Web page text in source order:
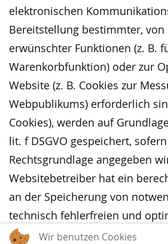
elektronischen
Bereitstellung bestimmter, von
erwünschter Funktionen (z. B.
Warenkorbfunktion) oder zur
Website (z. B. Cookies zur
Webpublikums) erforderlich
Cookies), werden auf
lit. f DSGVO gespeichert,
Rechtsgrundlage angegeben
Websitebetreiber hat ein
an der Speicherung von
technisch fehlerfreien und
Bereitstellung seiner Dienste.
Wir benutzen Cookies